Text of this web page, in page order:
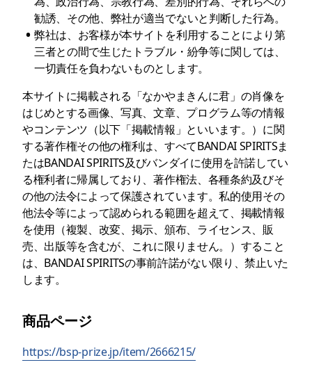
勧誘、その他、弊社が適当でないと判断した行為。
• 弊社は、お客様が本サイトを利用することにより第
三者との間で生じたトラブル・紛争等に関しては、
一切責任を負わないものとします。
本サイトに掲載される「なかやまきんに君」の肖像を
はじめとする画像、写真、文章、プログラム等の情報
やコンテンツ（以下「掲載情報」といいます。）に関
する著作権その他の権利は、すべてBANDAI SPIRITSま
たはBANDAI SPIRITS及びバンダイに使用を許諾してい
る権利者に帰属しており、著作権法、各種条約及びそ
の他の法令によって保護されています。私的使用その
他法令等によって認められる範囲を超えて、掲載情報
を使用（複製、改変、掲示、頒布、ライセンス、販
売、出版等を含むが、これに限りません。）すること
は、BANDAI SPIRITSの事前許諾がない限り、禁止いた
します。
商品ページ
https://bsp-prize.jp/item/2666215/